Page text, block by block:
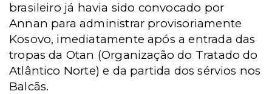
brasileiro já havia sido convocado por
Annan para administrar provisoriamente
Kosovo, imediatamente após a entrada das
tropas da Otan (Organização do Tratado do
Atlântico Norte) e da partida dos sérvios nos
Balcãs.